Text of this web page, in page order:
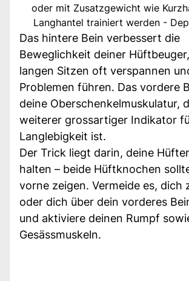
oder mit Zusatzgewicht wie
Langhantel trainiert werden -
Das hintere Bein verbessert die
Beweglichkeit deiner
langen Sitzen oft verspannen
Problemen führen. Das vordere
deine Oberschenkelmuskulatur,
weiterer grossartiger Indikator
Langlebigkeit ist.
Der Trick liegt darin, deine
halten – beide Hüftknochen
vorne zeigen. Vermeide es, dich
oder dich über dein vorderes
und aktiviere deinen Rumpf
Gesässmuskeln.